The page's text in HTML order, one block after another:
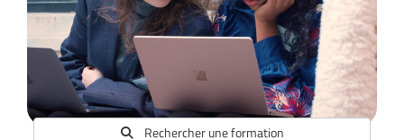
Rechercher une formation